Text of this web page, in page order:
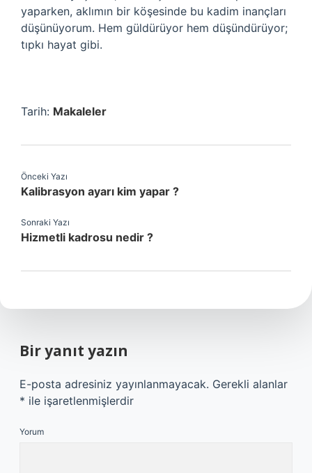
yaparken, aklımın bir köşesinde bu kadim inançları
düşünüyorum. Hem güldürüyor hem düşündürüyor;
tıpkı hayat gibi.
Tarih: Makaleler
Önceki Yazı
Kalibrasyon ayarı kim yapar ?
Sonraki Yazı
Hizmetli kadrosu nedir ?
Bir yanıt yazın
E-posta adresiniz yayınlanmayacak. Gerekli alanlar
* ile işaretlenmişlerdir
Yorum